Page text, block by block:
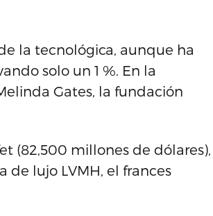
la tecnológica, aunque ha
solo un 1 %. En la
Gates, la fundación
(82,500 millones de dólares),
lujo LVMH, el frances